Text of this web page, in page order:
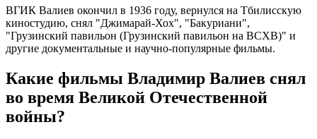
ВГИК Валиев окончил в 1936 году, вернулся на Тбилисскую
киностудию, снял "Джимарай-Хох", "Бакуриани",
"Грузинский павильон (Грузинский павильон на ВСХВ)" и
другие документальные и научно-популярные фильмы.
Какие фильмы Владимир Валиев снял
во время Великой Отечественной
войны?